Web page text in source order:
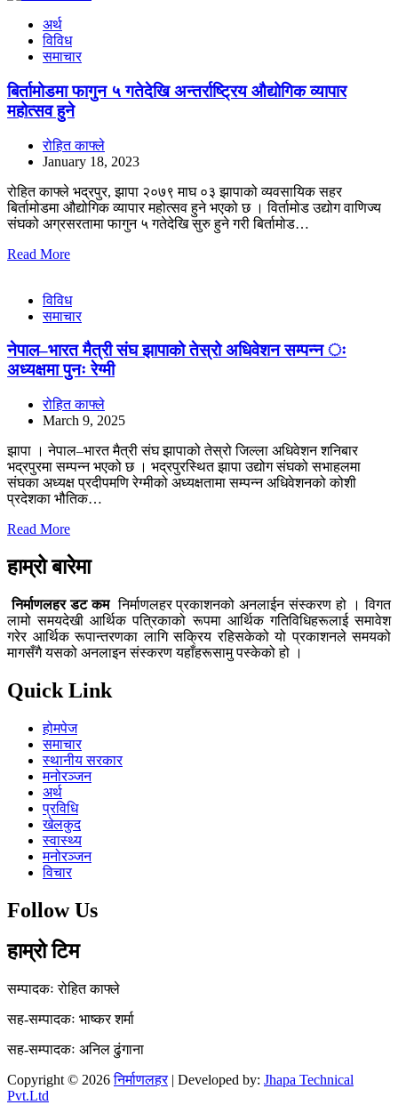
अर्थ
विविध
समाचार
बिर्तामोडमा फागुन ५ गतेदेखि अन्तर्राष्ट्रिय औद्योगिक व्यापार
महोत्सव हुने
रोहित काफ्ले
January 18, 2023
रोहित काफ्ले भद्रपुर, झापा २०७९ माघ ०३ झापाको व्यवसायिक सहर
बिर्तामोडमा औद्योगिक व्यापार महोत्सव हुने भएको छ । विर्तामोड उद्योग वाणिज्य
संघको अग्रसरतामा फागुन ५ गतेदेखि सुरु हुने गरी बिर्तामोड…
Read More
विविध
समाचार
नेपाल–भारत मैत्री संघ झापाको तेस्रो अधिवेशन सम्पन्न ः
अध्यक्षमा पुनः रेग्मी
रोहित काफ्ले
March 9, 2025
झापा । नेपाल–भारत मैत्री संघ झापाको तेस्रो जिल्ला अधिवेशन शनिबार
भद्रपुरमा सम्पन्न भएको छ । भद्रपुरस्थित झापा उद्योग संघको सभाहलमा
संघका अध्यक्ष प्रदीपमणि रेग्मीको अध्यक्षतामा सम्पन्न अधिवेशनको कोशी
प्रदेशका भौतिक…
Read More
हाम्रो बारेमा
निर्माणलहर डट कमनिर्माणलहर प्रकाशनको अनलाईन संस्करण हो । विगत
लामो समयदेखी आर्थिक पत्रिकाको रूपमा आर्थिक गतिविधिहरूलाई समावेश
गरेर आर्थिक रूपान्तरणका लागि सक्रिय रहिसकेको यो प्रकाशनले समयको
मागसँगै यसको अनलाइन संस्करण यहाँहरूसामु पस्केको हो ।
Quick Link
होमपेज
समाचार
स्थानीय सरकार
मनोरञ्जन
अर्थ
प्रविधि
खेलकुद
स्वास्थ्य
मनोरञ्जन
विचार
Follow Us
हाम्रो टिम
सम्पादकः रोहित काफ्ले
सह-सम्पादकः भाष्कर शर्मा
सह-सम्पादकः अनिल ढुंगाना
Copyright © 2026निर्माणलहर| Developed by: Jhapa Technical
Pvt.Ltd